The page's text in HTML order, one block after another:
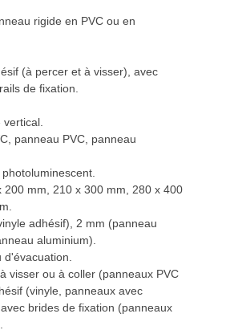
rigide en PVC ou en
(à percer et à visser), avec
de fixation.
panneau PVC, panneau
200 mm, 210 x 300 mm, 280 x 400
adhésif), 2 mm (panneau
aluminium).
visser ou à coller (panneaux PVC
(vinyle, panneaux avec
brides de fixation (panneaux